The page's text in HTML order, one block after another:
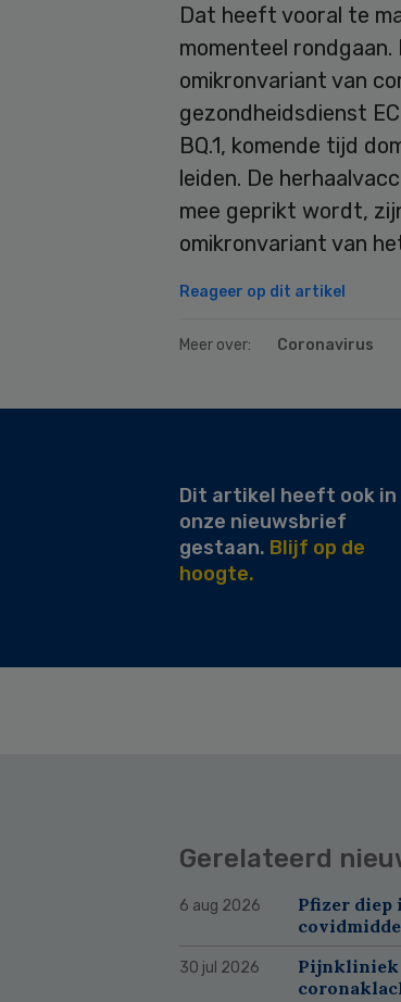
Dat heeft vooral te
momenteel
omikronvariant van
gezondheidsdienst
BQ.1, komende tijd
leiden. De
mee geprikt wordt,
omikronvariant van
Reageer op dit artikel
Meer over: Coronavirus
Dit artikel heeft ook in
onze nieuwsbrief
gestaan. Blijf op de
hoogte.
Gerelateerd
6 aug 2026
Pfizer diep
30 jul 2026
Pijnkliniek